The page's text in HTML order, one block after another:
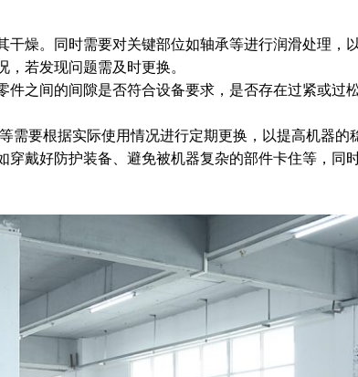
燥。同时需要对关键部位如轴承等进行润滑处理，
若发现问题需及时更换。
之间的间隙是否符合设备要求，是否存在过紧或过
需要根据实际使用情况进行定期更换，以提高机器的
戴好防护装备、避免被机器复杂的部件卡住等，同